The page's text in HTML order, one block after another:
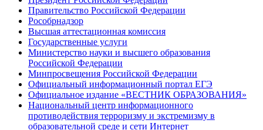
Правительство Российской Федерации
Рособрнадзор
Высшая аттестационная комиссия
Государственные услуги
Министерство науки и высшего образования
Российской Федерации
Минпросвещения Российской Федерации
Официальный информационный портал ЕГЭ
Официальное издание «ВЕСТНИК ОБРАЗОВАНИЯ»
Национальный центр информационного
противодействия терроризму и экстремизму в
образовательной среде и сети Интернет